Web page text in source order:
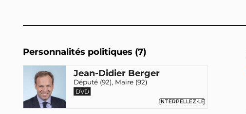
Personnalités politiques (7)
Jean-Didier Berger
Député (92), Maire (92)
DVD
INTERPELLEZ-LE